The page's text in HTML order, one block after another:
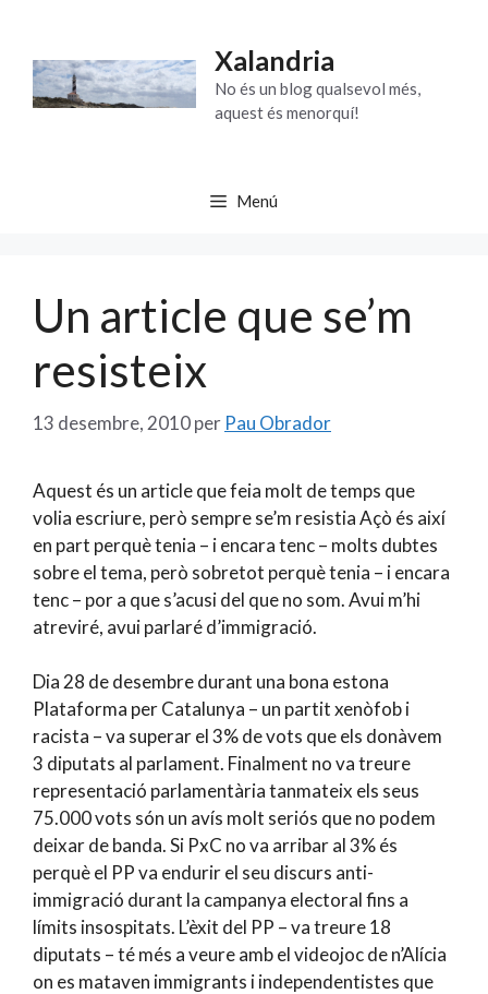
contingut
Xalandria
No és un blog qualsevol més,
aquest és menorquí!
Menú
Un article que se’m
resisteix
13 desembre, 2010per Pau Obrador
Aquest és un article que feia molt de temps que
volia escriure, però sempre se’m resistia Açò és així
en part perquè tenia – i encara tenc – molts dubtes
sobre el tema, però sobretot perquè tenia – i encara
tenc – por a que s’acusi del que no som. Avui m’hi
atreviré, avui parlaré d’immigració.
Dia 28 de desembre durant una bona estona
Plataforma per Catalunya – un partit xenòfob i
racista – va superar el 3% de vots que els donàvem
3 diputats al parlament. Finalment no va treure
representació parlamentària tanmateix els seus
75.000 vots són un avís molt seriós que no podem
deixar de banda. Si PxC no va arribar al 3% és
perquè el PP va endurir el seu discurs anti-
immigració durant la campanya electoral fins a
límits insospitats. L’èxit del PP – va treure 18
diputats – té més a veure amb el videojoc de n’Alícia
on es mataven immigrants i independentistes que